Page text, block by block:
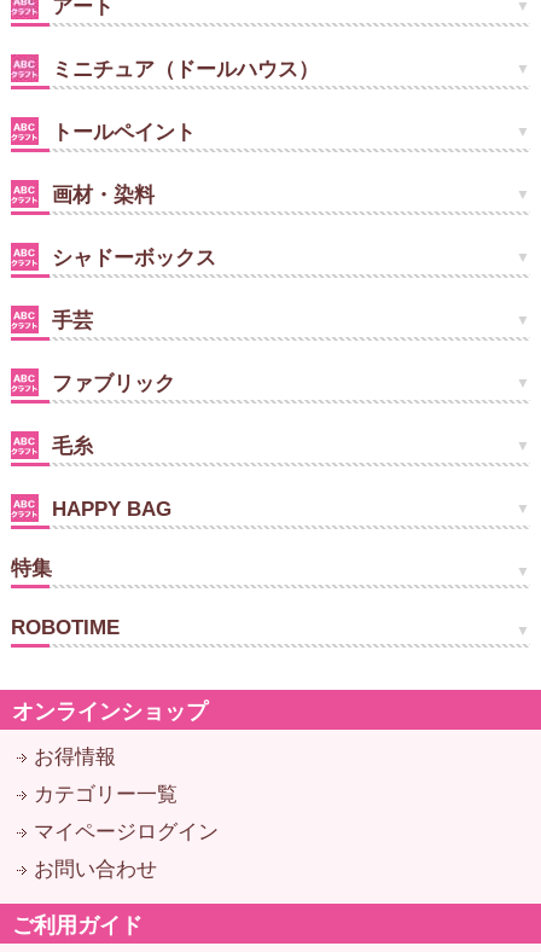
アート
ミニチュア（ドールハウス）
トールペイント
画材・染料
シャドーボックス
手芸
ファブリック
毛糸
HAPPY BAG
特集
ROBOTIME
オンラインショップ
お得情報
カテゴリー一覧
マイページログイン
お問い合わせ
ご利用ガイド